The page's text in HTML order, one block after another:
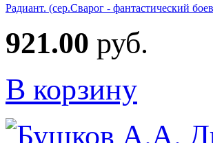
Радиант. (сер.Сварог - фантастический
921.00 руб.
В корзину